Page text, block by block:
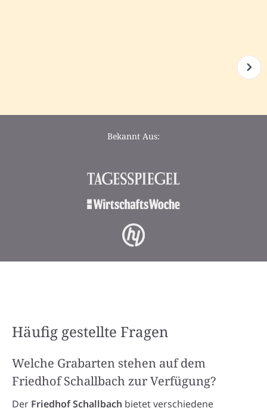
Bekannt Aus:
Häufig gestellte Fragen
Welche Grabarten stehen auf dem
Friedhof Schallbach zur Verfügung?
Der Friedhof Schallbach bietet verschiedene